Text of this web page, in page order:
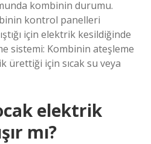
kombinin durumu.
kontrol panelleri
için elektrik kesildiğinde
sistemi: Kombinin ateşleme
ürettiği için sıcak su veya
elektrik
mı?